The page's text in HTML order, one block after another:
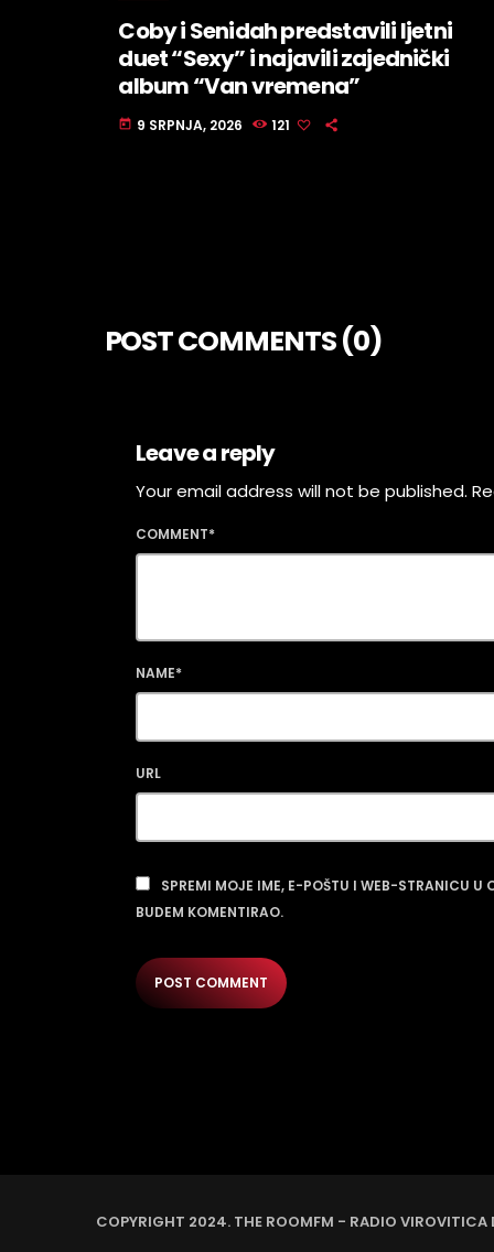
Coby i Senidah predstavili ljetni
duet “Sexy” i najavili zajednički
album “Van vremena”
today 9 SRPNJA, 2026 121
POST COMMENTS (0)
Leave a reply
Your email address will not be published.
COMMENT*
NAME*
URL
SPREMI MOJE IME, E-POŠTU I WEB-STRANICU U
BUDEM KOMENTIRAO.
COPYRIGHT 2024. THE ROOMFM - RADIO VIROVITICA